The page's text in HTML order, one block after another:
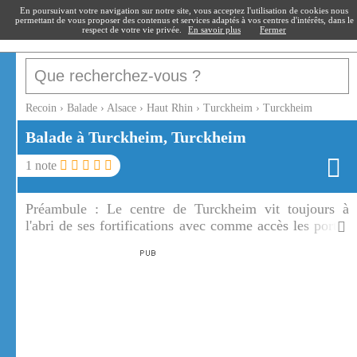
recoin.fr
Recoin › Balade › Alsace › Haut Rhin › Turckheim › Turckheim
Balade à Turckheim, Turckheim
1 note
Préambule : Le centre de Turckheim vit toujours à
l'abri de ses fortifications avec comme accès les portes
village typique aux couleurs de l'Alsace.
En poursuivant votre navigation sur notre site, vous acceptez l'utilisation de cookies nous
permettant de vous proposer des contenus et services adaptés à vos centres d'intérêts, dans le
respect de votre vie privée.
En savoir plus Fermer